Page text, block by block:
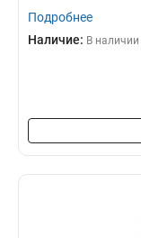
Подробнее
Наличие: В наличии